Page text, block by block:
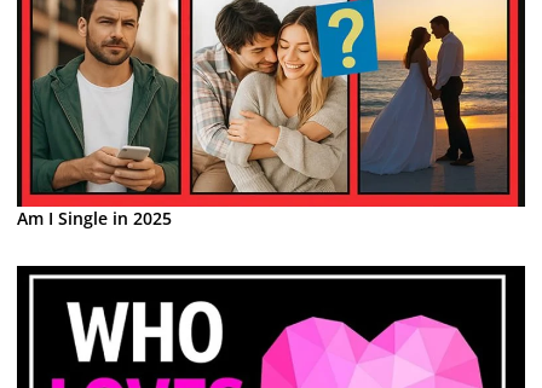
Am I Single in 2025